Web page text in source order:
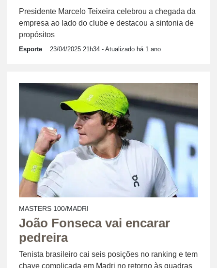
Presidente Marcelo Teixeira celebrou a chegada da
empresa ao lado do clube e destacou a sintonia de
propósitos
Esporte 23/04/2025 21h34 - Atualizado há 1 ano
MASTERS 100/MADRI
João Fonseca vai encarar
pedreira
Tenista brasileiro cai seis posições no ranking e tem
chave complicada em Madri no retorno às quadras